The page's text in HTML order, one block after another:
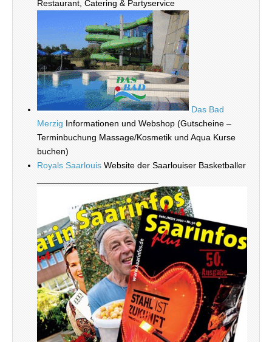
Restaurant, Catering & Partyservice
Das Bad
Merzig Informationen und Webshop (Gutscheine –
Terminbuchung Massage/Kosmetik und Aqua Kurse
buchen)
Royals Saarlouis Website der Saarlouiser Basketballer